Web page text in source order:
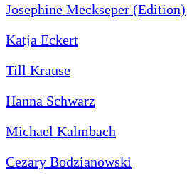
Josephine Meckseper (Edition)
Katja Eckert
Till Krause
Hanna Schwarz
Michael Kalmbach
Cezary Bodzianowski